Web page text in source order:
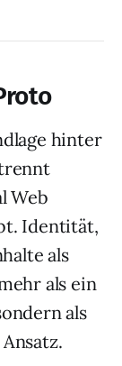
hinter
Web
Identität,
als
als ein
als